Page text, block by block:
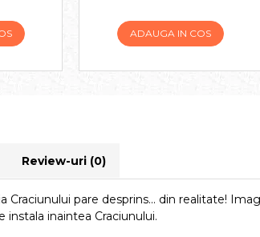
ADAUGA IN COS
Review-uri (0)
Craciunului pare desprins... din realitate!
instala inaintea Craciunului.